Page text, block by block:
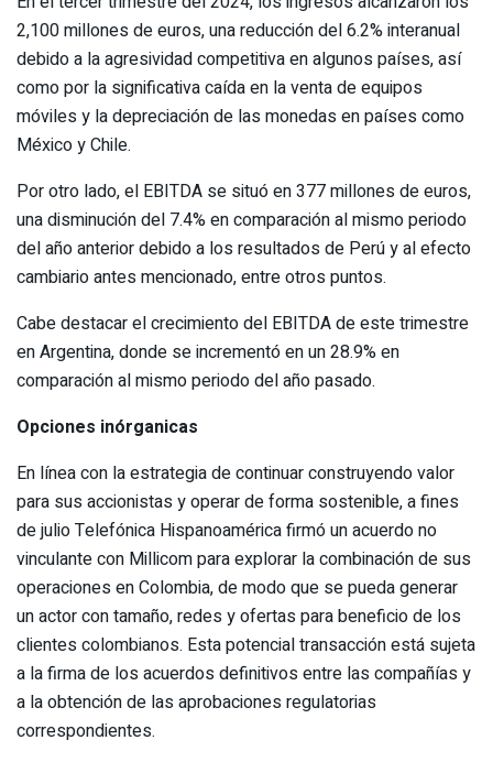
2,100 millones de euros, una reducción del 6.2% interanual
debido a la agresividad competitiva en algunos países, así
como por la significativa caída en la venta de equipos
móviles y la depreciación de las monedas en países como
México y Chile.
Por otro lado, el EBITDA se situó en 377 millones de euros,
una disminución del 7.4% en comparación al mismo periodo
del año anterior debido a los resultados de Perú y al efecto
cambiario antes mencionado, entre otros puntos.
Cabe destacar el crecimiento del EBITDA de este trimestre
en Argentina, donde se incrementó en un 28.9% en
comparación al mismo periodo del año pasado.
Opciones inórganicas
En línea con la estrategia de continuar construyendo valor
para sus accionistas y operar de forma sostenible, a fines
de julio Telefónica Hispanoamérica firmó un acuerdo no
vinculante con Millicom para explorar la combinación de sus
operaciones en Colombia, de modo que se pueda generar
un actor con tamaño, redes y ofertas para beneficio de los
clientes colombianos. Esta potencial transacción está sujeta
a la firma de los acuerdos definitivos entre las compañías y
a la obtención de las aprobaciones regulatorias
correspondientes.